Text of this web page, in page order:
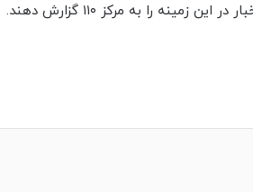
را به مرکز ۱۱۰ گزارش دهند.